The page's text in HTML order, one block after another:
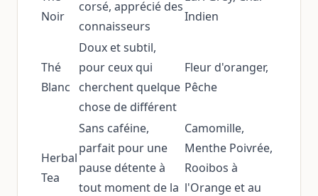
Noir
corsé, apprécié des
connaisseurs
Indien
Thé
Blanc
Doux et subtil,
pour ceux qui
cherchent quelque
chose de différent
Fleur d'oranger,
Pêche
Herbal
Tea
Sans caféine,
parfait pour une
pause détente à
tout moment de la
Camomille,
Menthe Poivrée,
Rooibos à
l'Orange et au